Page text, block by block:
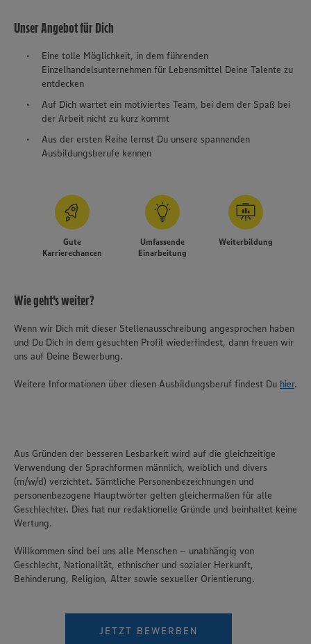
Unser Angebot für Dich
Eine tolle Möglichkeit, in dem führenden
Einzelhandelsunternehmen für Lebensmittel Deine Talente zu
entdecken
Auf Dich wartet ein motiviertes Team, bei dem der Spaß bei
der Arbeit nicht zu kurz kommt
Aus der ersten Reihe lernst Du unsere spannenden
Ausbildungsberufe kennen
Gute
Karrierechancen
Umfassende
Einarbeitung
Weiterbildung
Wie geht's weiter?
Wenn wir Dich mit dieser Stellenausschreibung angesprochen haben
und Du Dich in dem gesuchten Profil wiederfindest, dann freuen wir
uns auf Deine Bewerbung.
Weitere Informationen über diesen Ausbildungsberuf findest Du hier.
Aus Gründen der besseren Lesbarkeit wird auf die gleichzeitige
Verwendung der Sprachformen männlich, weiblich und divers
(m/w/d) verzichtet. Sämtliche Personenbezeichnungen und
personenbezogene Hauptwörter gelten gleichermaßen für alle
Geschlechter. Dies hat nur redaktionelle Gründe und beinhaltet keine
Wertung.
Willkommen sind bei uns alle Menschen – unabhängig von
Geschlecht, Nationalität, ethnischer und sozialer Herkunft,
Behinderung, Religion, Alter sowie sexueller Orientierung.
JETZT BEWERBEN